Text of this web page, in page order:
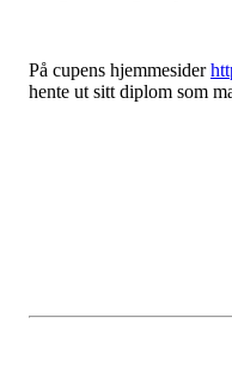
På cupens hjemmesider
hente ut sitt diplom som